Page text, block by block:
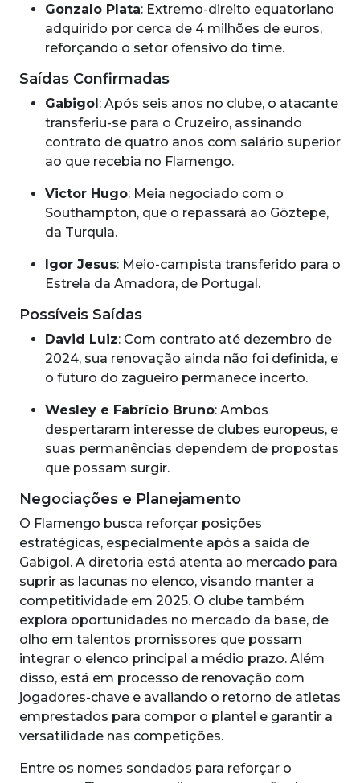
Gonzalo Plata: Extremo-direito equatoriano
adquirido por cerca de 4 milhões de euros,
reforçando o setor ofensivo do time.
Saídas Confirmadas
Gabigol: Após seis anos no clube, o atacante
transferiu-se para o Cruzeiro, assinando
contrato de quatro anos com salário superior
ao que recebia no Flamengo.
Victor Hugo: Meia negociado com o
Southampton, que o repassará ao Göztepe,
da Turquia.
Igor Jesus: Meio-campista transferido para o
Estrela da Amadora, de Portugal.
Possíveis Saídas
David Luiz: Com contrato até dezembro de
2024, sua renovação ainda não foi definida, e
o futuro do zagueiro permanece incerto.
Wesley e Fabrício Bruno: Ambos
despertaram interesse de clubes europeus, e
suas permanências dependem de propostas
que possam surgir.
Negociações e Planejamento
O Flamengo busca reforçar posições
estratégicas, especialmente após a saída de
Gabigol. A diretoria está atenta ao mercado para
suprir as lacunas no elenco, visando manter a
competitividade em 2025. O clube também
explora oportunidades no mercado da base, de
olho em talentos promissores que possam
integrar o elenco principal a médio prazo. Além
disso, está em processo de renovação com
jogadores-chave e avaliando o retorno de atletas
emprestados para compor o plantel e garantir a
versatilidade nas competições.
Entre os nomes sondados para reforçar o